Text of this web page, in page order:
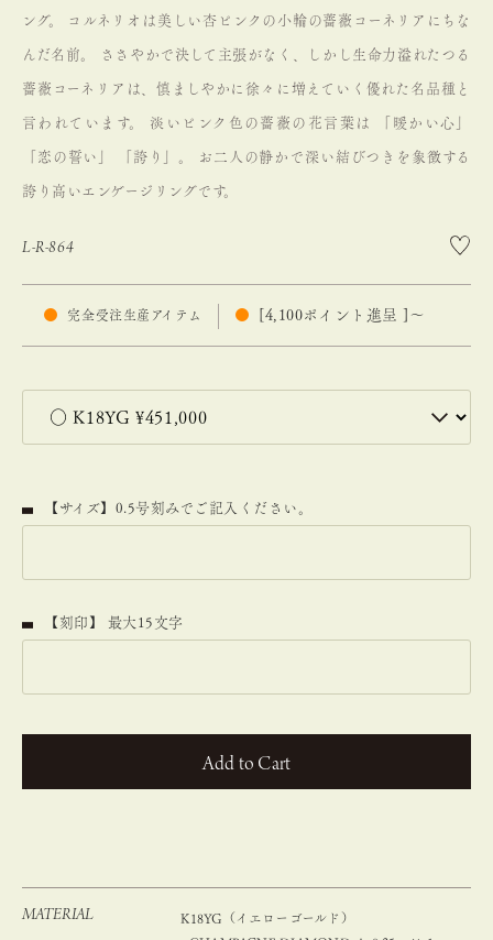
ング。 コルネリオは美しい杏ピンクの小輪の薔薇コーネリアにちな
んだ名前。 ささやかで決して主張がなく、しかし生命力溢れたつる
薔薇コーネリアは、慎ましやかに徐々に増えていく優れた名品種と
言われています。 淡いピンク色の薔薇の花言葉は 「暖かい心」
「恋の誓い」 「誇り」。 お二人の静かで深い結びつきを象徴する
誇り高いエンゲージリングです。
L-R-864
完全受注生産アイテム 4,100ポイント進呈 ] 〜
【サイズ】0.5号刻みでご記入ください。
【刻印】 最大15文字
カートに入れる
MATERIAL
K18YG（イエローゴールド）